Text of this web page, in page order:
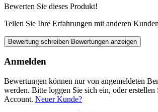
Bewerten Sie dieses Produkt!
Teilen Sie Ihre Erfahrungen mit anderen
Bewertung schreiben Bewertungen anzeigen
Anmelden
Bewertungen können nur von angemeldeten
werden. Bitte loggen Sie sich ein, oder erstellen
Account. Neuer Kunde?